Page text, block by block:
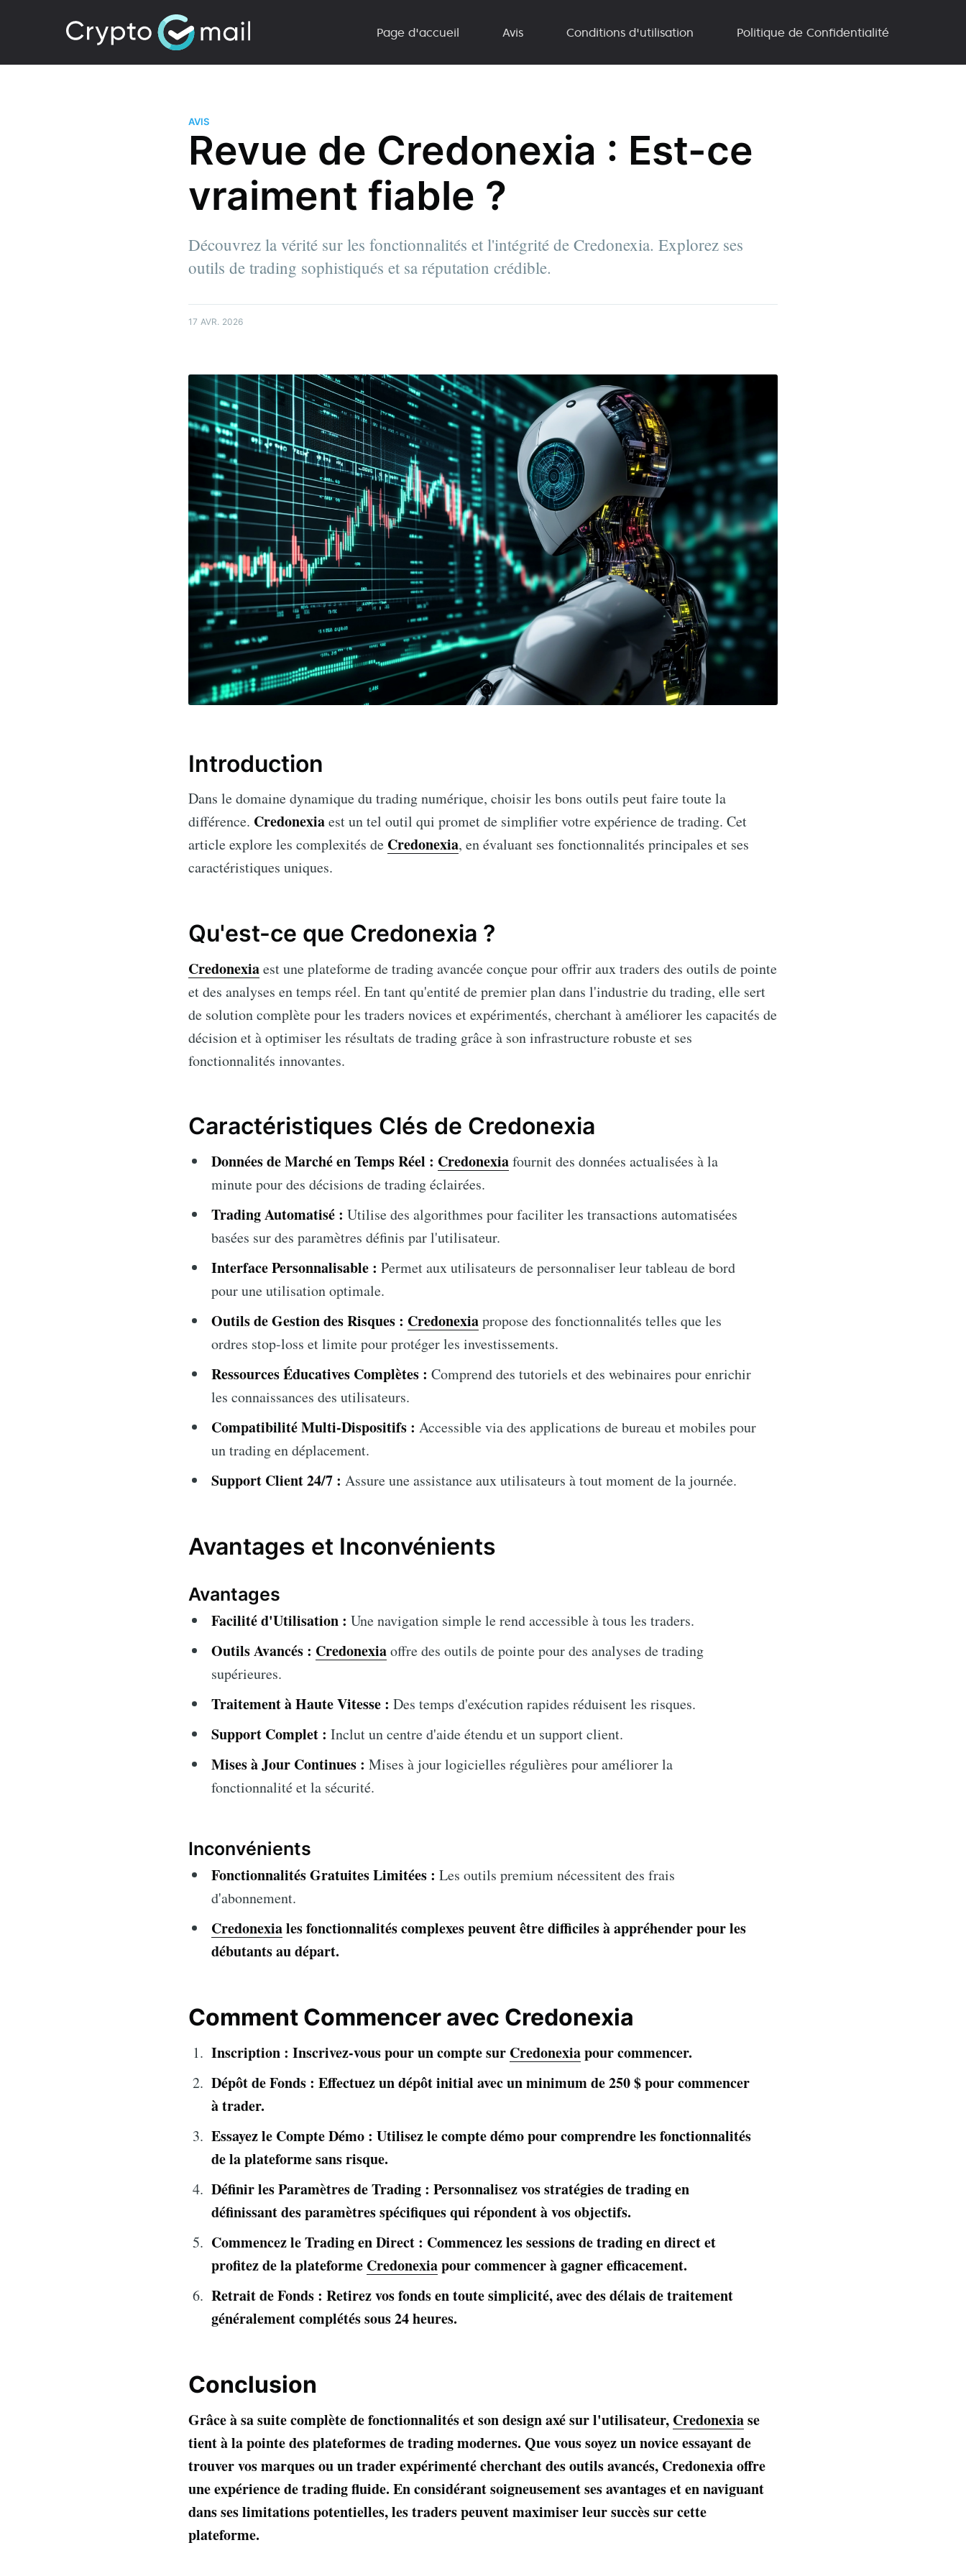
Page d'accueil Avis Conditions d'utilisation Politique de Confidentialité
AVIS
Revue de Credonexia : Est-ce
vraiment fiable ?
Découvrez la vérité sur les fonctionnalités et l'intégrité de Credonexia. Explorez ses
outils de trading sophistiqués et sa réputation crédible.
17 AVR. 2026
Introduction
Dans le domaine dynamique du trading numérique, choisir les bons outils peut faire toute la
différence. Credonexiaest un tel outil qui promet de simplifier votre expérience de trading. Cet
article explore les complexités de Credonexia, en évaluant ses fonctionnalités principales et ses
caractéristiques uniques.
Qu'est-ce que Credonexia ?
Credonexiaest une plateforme de trading avancée conçue pour offrir aux traders des outils de pointe
et des analyses en temps réel. En tant qu'entité de premier plan dans l'industrie du trading, elle sert
de solution complète pour les traders novices et expérimentés, cherchant à améliorer les capacités de
décision et à optimiser les résultats de trading grâce à son infrastructure robuste et ses
fonctionnalités innovantes.
Caractéristiques Clés de Credonexia
Données de Marché en Temps Réel : Credonexiafournit des données actualisées à la
minute pour des décisions de trading éclairées.
Trading Automatisé : Utilise des algorithmes pour faciliter les transactions automatisées
basées sur des paramètres définis par l'utilisateur.
Interface Personnalisable : Permet aux utilisateurs de personnaliser leur tableau de bord
pour une utilisation optimale.
Outils de Gestion des Risques : Credonexiapropose des fonctionnalités telles que les
ordres stop-loss et limite pour protéger les investissements.
Ressources Éducatives Complètes : Comprend des tutoriels et des webinaires pour enrichir
les connaissances des utilisateurs.
Compatibilité Multi-Dispositifs : Accessible via des applications de bureau et mobiles pour
un trading en déplacement.
Support Client 24/7 : Assure une assistance aux utilisateurs à tout moment de la journée.
Avantages et Inconvénients
Avantages
Facilité d'Utilisation : Une navigation simple le rend accessible à tous les traders.
Outils Avancés : Credonexiaoffre des outils de pointe pour des analyses de trading
supérieures.
Traitement à Haute Vitesse : Des temps d'exécution rapides réduisent les risques.
Support Complet : Inclut un centre d'aide étendu et un support client.
Mises à Jour Continues : Mises à jour logicielles régulières pour améliorer la
fonctionnalité et la sécurité.
Inconvénients
Fonctionnalités Gratuites Limitées : Les outils premium nécessitent des frais
d'abonnement.
Credonexiales fonctionnalités complexes peuvent être difficiles à appréhender pour les
débutants au départ.
Comment Commencer avec Credonexia
Inscription : Inscrivez-vous pour un compte sur Credonexiapour commencer.
Dépôt de Fonds : Effectuez un dépôt initial avec un minimum de 250 $ pour commencer
à trader.
Essayez le Compte Démo : Utilisez le compte démo pour comprendre les fonctionnalités
de la plateforme sans risque.
Définir les Paramètres de Trading : Personnalisez vos stratégies de trading en
définissant des paramètres spécifiques qui répondent à vos objectifs.
Commencez le Trading en Direct : Commencez les sessions de trading en direct et
profitez de la plateforme Credonexiapour commencer à gagner efficacement.
Retrait de Fonds : Retirez vos fonds en toute simplicité, avec des délais de traitement
généralement complétés sous 24 heures.
Conclusion
Grâce à sa suite complète de fonctionnalités et son design axé sur l'utilisateur, Credonexiase
tient à la pointe des plateformes de trading modernes. Que vous soyez un novice essayant de
trouver vos marques ou un trader expérimenté cherchant des outils avancés, Credonexia offre
une expérience de trading fluide. En considérant soigneusement ses avantages et en naviguant
dans ses limitations potentielles, les traders peuvent maximiser leur succès sur cette
plateforme.